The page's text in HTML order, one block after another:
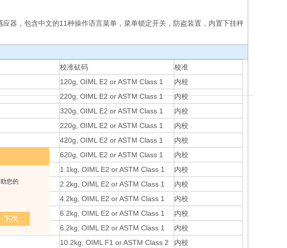
您的
器，包含中文的11种操作语言菜单，菜单锁定开关，防盗装置，内置下挂秤
校准砝码
校准
120g, OIML E2 or ASTM Class 1
内校
220g, OIML E2 or ASTM Class 1
内校
320g, OIML E2 or ASTM Class 1
内校
220g, OIML E2 or ASTM Class 1
内校
420g, OIML E2 or ASTM Class 1
内校
620g, OIML E2 or ASTM Class 1
内校
1.1kg, OIML E2 or ASTM Class 1
内校
2.2kg, OIML E2 or ASTM Class 1
内校
4.2kg, OIML E2 or ASTM Class 1
内校
6.2kg, OIML E2 or ASTM Class 1
内校
6.2kg, OIML E2 or ASTM Class 1
内校
10.2kg, OIML F1 or ASTM Class 2
内校